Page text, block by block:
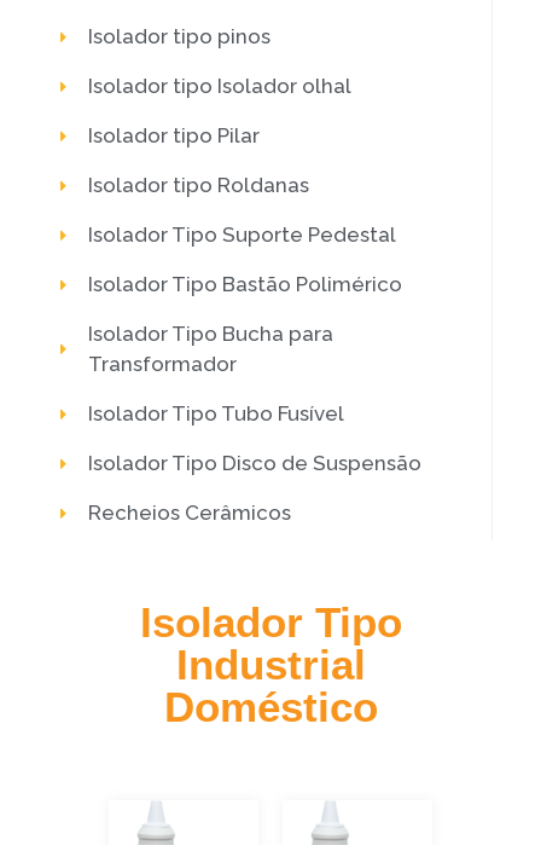
Isolador tipo pinos
Isolador tipo Isolador olhal
Isolador tipo Pilar
Isolador tipo Roldanas
Isolador Tipo Suporte Pedestal
Isolador Tipo Bastão Polimérico
Isolador Tipo Bucha para
Transformador
Isolador Tipo Tubo Fusível
Isolador Tipo Disco de Suspensão
Recheios Cerâmicos
Isolador Tipo
Industrial
Doméstico